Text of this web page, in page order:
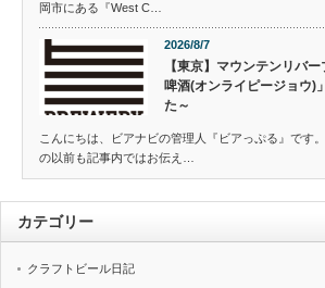
岡市にある『West C…
2026/8/7
【東京】マウンテンリバ
啤酒(オンライピージョウ)
た～
こんにちは、ビアナビの管理人『ビアっぷる』です
の以前も記事内ではお伝え…
カテゴリー
クラフトビール日記